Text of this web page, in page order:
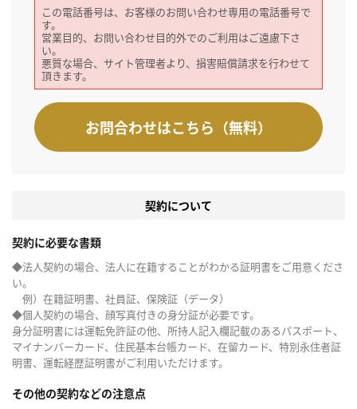
この電話番号は、お客様のお問い合わせ専用の電話番号で
す。
営業目的、お問い合わせ目的外でのご利用はご遠慮下さ
い。
悪質な場合、サイト管理者より、損害賠償請求を行わせて
頂きます。
お問合わせはこちら（無料）
契約について
契約に必要な書類
◆法人契約の場合、法人に在籍することがわかる証明書をご用意くださ
い。
例）在籍証明書、社員証、保険証（データ）
◆個人契約の場合、顔写真付きの身分証が必要です。
身分証明書には運転免許証の他、所持人記入欄記載のあるパスポート、
マイナンバーカード、住民基本台帳カード、在留カード、特別永住者証
明書、運転経歴証明書がご利用いただけます。
その他の契約などの注意点